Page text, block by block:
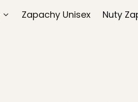
Zapachy Unisex Nuty